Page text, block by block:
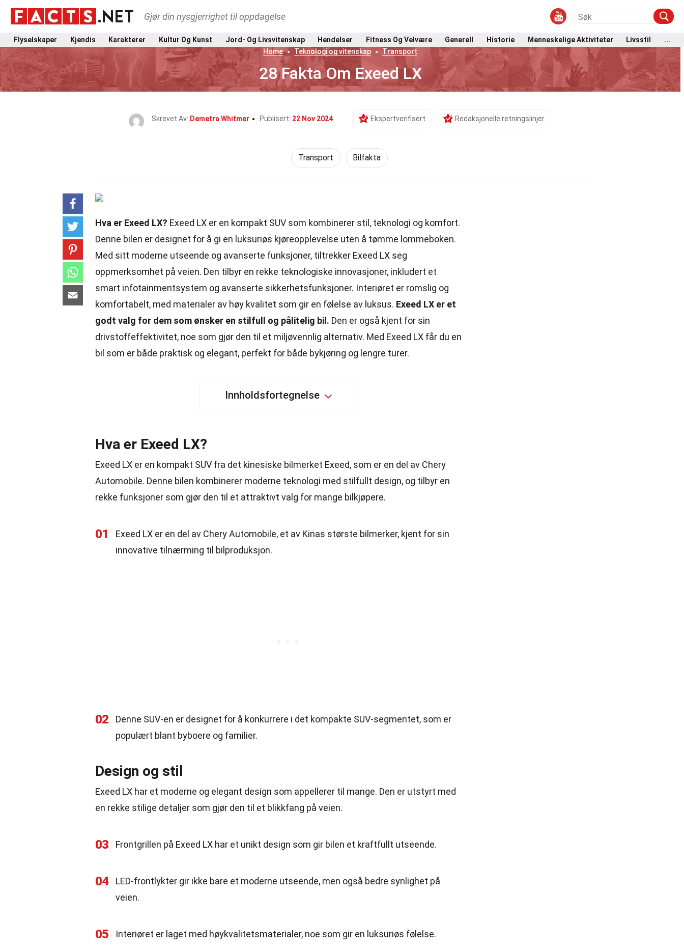
Gjør din nysgjerrighet til oppdagelse
Flyselskaper Kjendis Karakterer Kultur Og Kunst Jord- Og Livsvitenskap Hendelser Fitness Og Velvære Generell Historie Menneskelige Aktiviteter Livsstil
...
Home
Teknologi og vitenskap Transport
28 Fakta Om Exeed LX
Skrevet Av: Demetra Whitmer Publisert: 22 Nov 2024 Ekspertverifisert Redaksjonelle retningslinjer
Transport Bilfakta
Hva er Exeed LX? Exeed LX er en kompakt SUV som kombinerer stil, teknologi og komfort.
Denne bilen er designet for å gi en luksuriøs kjøreopplevelse uten å tømme lommeboken.
Med sitt moderne utseende og avanserte funksjoner, tiltrekker Exeed LX seg
oppmerksomhet på veien. Den tilbyr en rekke teknologiske innovasjoner, inkludert et
smart infotainmentsystem og avanserte sikkerhetsfunksjoner. Interiøret er romslig og
komfortabelt, med materialer av høy kvalitet som gir en følelse av luksus. Exeed LX er et
godt valg for dem som ønsker en stilfull og pålitelig bil. Den er også kjent for sin
drivstoffeffektivitet, noe som gjør den til et miljøvennlig alternativ. Med Exeed LX får du en
bil som er både praktisk og elegant, perfekt for både bykjøring og lengre turer.
Innholdsfortegnelse
Hva er Exeed LX?
Exeed LX er en kompakt SUV fra det kinesiske bilmerket Exeed, som er en del av Chery
Automobile. Denne bilen kombinerer moderne teknologi med stilfullt design, og tilbyr en
rekke funksjoner som gjør den til et attraktivt valg for mange bilkjøpere.
01
Exeed LX er en del av Chery Automobile, et av Kinas største bilmerker, kjent for sin
innovative tilnærming til bilproduksjon.
02
Denne SUV-en er designet for å konkurrere i det kompakte SUV-segmentet, som er
populært blant byboere og familier.
Design og stil
Exeed LX har et moderne og elegant design som appellerer til mange. Den er utstyrt med
en rekke stilige detaljer som gjør den til et blikkfang på veien.
03 Frontgrillen på Exeed LX har et unikt design som gir bilen et kraftfullt utseende.
04
LED-frontlykter gir ikke bare et moderne utseende, men også bedre synlighet på
veien.
05 Interiøret er laget med høykvalitetsmaterialer, noe som gir en luksuriøs følelse.